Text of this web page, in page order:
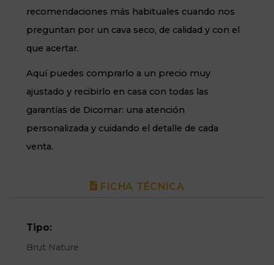
recomendaciones más habituales cuando nos
preguntan por un cava seco, de calidad y con el
que acertar.
Aquí puedes comprarlo a un precio muy
ajustado y recibirlo en casa con todas las
garantías de Dicomar: una atención
personalizada y cuidando el detalle de cada
venta.
FICHA TÉCNICA
Tipo:
Brut Nature